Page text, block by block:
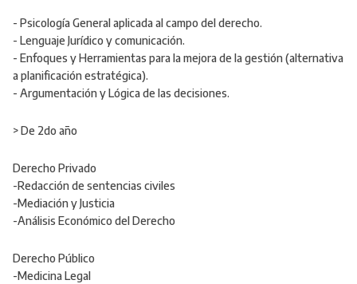
- Psicología General aplicada al campo del derecho.
- Lenguaje Jurídico y comunicación.
- Enfoques y Herramientas para la mejora de la gestión (alternativa
a planificación estratégica).
- Argumentación y Lógica de las decisiones.
> De 2do año
Derecho Privado
-Redacción de sentencias civiles
-Mediación y Justicia
-Análisis Económico del Derecho
Derecho Público
-Medicina Legal